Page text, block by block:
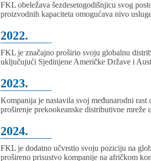
FKL obeležava šezdesetogodišnjicu svog
proizvodnih kapaciteta omogućava nivo
2022.
FKL je značajno proširio svoju globalnu
uključujući Sjedinjene Američke Države i
2023.
Kompanija je nastavila svoj međunarodni
proširenje prekookeanske distributivne mreže
2024.
FKL je dodatno učvrstio svoju poziciju na
prošireno prisustvo kompanije na afričkom